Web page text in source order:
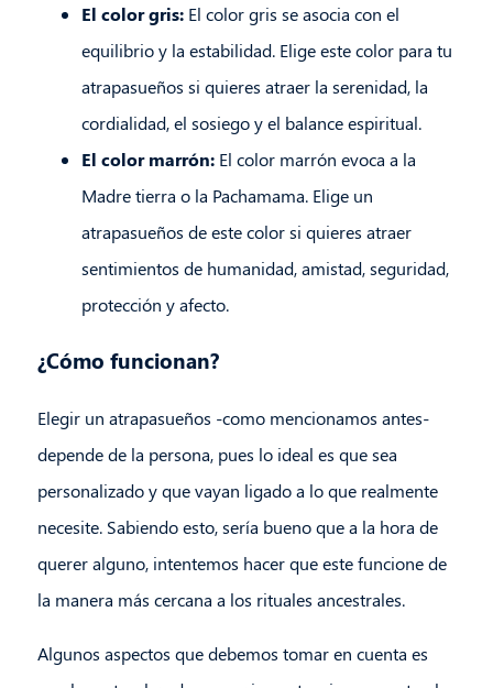
El color gris:El color gris se asocia con el
equilibrio y la estabilidad. Elige este color para tu
atrapasueños si quieres atraer la serenidad, la
cordialidad, el sosiego y el balance espiritual.
El color marrón:El color marrón evoca a la
Madre tierra o la Pachamama. Elige un
atrapasueños de este color si quieres atraer
sentimientos de humanidad, amistad, seguridad,
protección y afecto.
¿Cómo funcionan?
Elegir un atrapasueños -como mencionamos antes-
depende de la persona, pues lo ideal es que sea
personalizado y que vayan ligado a lo que realmente
necesite. Sabiendo esto, sería bueno que a la hora de
querer alguno, intentemos hacer que este funcione de
la manera más cercana a los rituales ancestrales.
Algunos aspectos que debemos tomar en cuenta es